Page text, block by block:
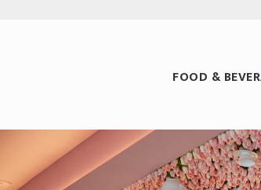
FOOD &